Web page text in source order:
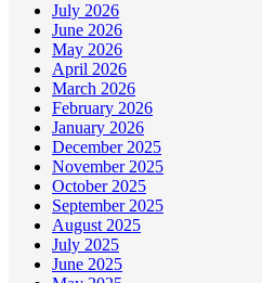
July 2026
June 2026
May 2026
April 2026
March 2026
February 2026
January 2026
December 2025
November 2025
October 2025
September 2025
August 2025
July 2025
June 2025